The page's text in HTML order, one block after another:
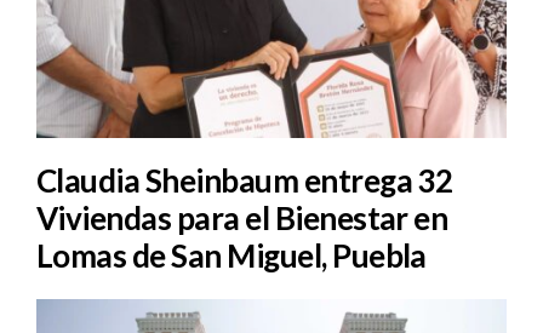
Claudia Sheinbaum entrega 32
Viviendas para el Bienestar en
Lomas de San Miguel, Puebla